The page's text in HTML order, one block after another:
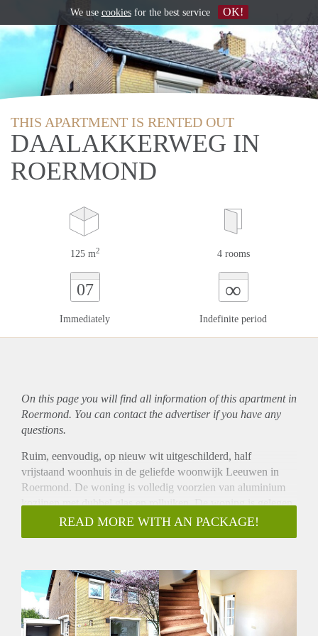
THIS APARTMENT IS RENTED OUT
DAALAKKERWEG IN
ROERMOND
125 m2 4 rooms
07
Immediately
∞
Indefinite period
On this page you will find all information of this apartmentin
Roermond. You can contact the advertiser if you have any
questions.
Ruim, eenvoudig, op nieuw wit uitgeschilderd, half
vrijstaand woonhuis in de geliefde woonwijk Leeuwen in
Roermond. De woning is volledig voorzien van aluminium
kozijnen met dubbel glas en rolluiken. De woning is gelegen
op loopafstand van een basisschool en het buitengebied. De
binnenstad van Roermond is gelegen op fietsafstand en er is
Indeling:
Begane grond: Hal/entree, meterkast, opgang naar de 1e
verdieping en toegang tot de kelderberging. Gesloten keuken
voorzien van; gaskookplaat, afzuigkap, oven en koelkast.
READ MORE WITH AN PACKAGE!
We use cookiesfor the best service OK!